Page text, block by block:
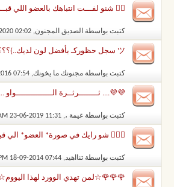
✌🏻 شنو لفـــت انتباهك بالعضو اللي
كتبت بواسطة الصديق المجنون‏, 08-05-2020 02:02 AM
ツ سجل حظوركـ بأفضل لون لديك..}؟؟؟
كتبت بواسطة مجنونك ما يخونك‏, 08-02-2016 07:54 AM
💜💜.... ثــــــــرثــرة
كتبت بواسطة غيمة ،‏, 23-06-2019 11:31 AM
 شو رايك في صورة* العضو* الي قبلك 
كتبت بواسطة تنااهيد‏, 18-09-2014 07:44 PM
🌹🌹🌹☆لمن تهدي الوورد لهذا